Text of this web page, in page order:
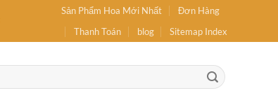
Sinh Nhật, hoa Khai Trương, Hoa tốt nghiệp, Bó Hoa, Lẵng Hoa, Giỏ
Sản Phẩm Hoa Mới Nhất
Đơn Hàng
Thanh Toán
blog Sitemap Index